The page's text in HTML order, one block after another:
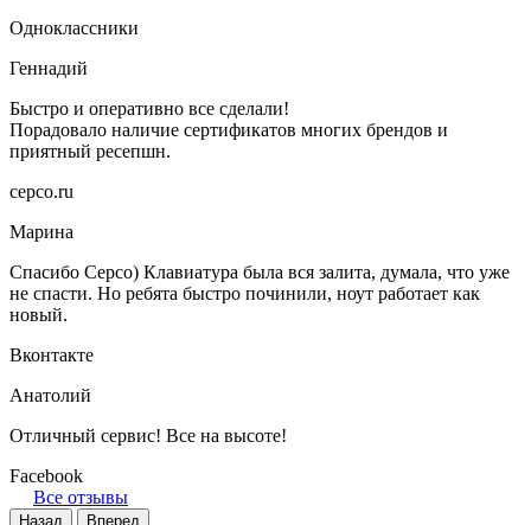
Одноклассники
Геннадий
Быстро и оперативно все сделали!
Порадовало наличие сертификатов многих брендов и
приятный ресепшн.
серсо.ru
Марина
Спасибо Серсо) Клавиатура была вся залита, думала, что уже
не спасти. Но ребята быстро починили, ноут работает как
новый.
Вконтакте
Анатолий
Отличный сервис! Все на высоте!
Facebook
Все отзывы
Назад Вперед